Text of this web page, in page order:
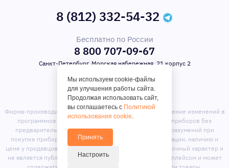
8 (812) 332-54-32
Бесплатно по России
8 800 707-09-67
Санкт-Петербург, Морская набережная, 21 корпус 2
Фирма-производитель оставляет за собой право на внесение изменений в
программное обеспечение, дизайн и комплектацию приборов без
предварительного уведомления. Во избежание недоразумений при
покупке приборов уточняйте информацию о комплектации, наличию и
цене у продавцов. Вся информация на сайте носит справочный характер и
не является публичной офертой. Сайт является маркет-плейсом и может
Мы используем cookie-файлы
для улучшения работы сайта.
Продолжая использовать сайт,
вы соглашаетесь с Политикой
использования cookie.
Принять
Настроить